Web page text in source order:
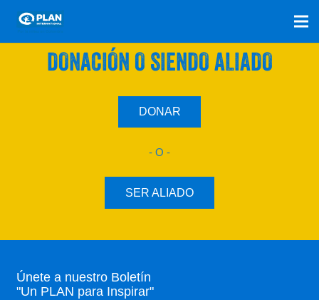
SÚMATE A NUESTRO PLAN CON UNA
DONACIÓN O SIENDO ALIADO
DONAR
- O -
SER ALIADO
Únete a nuestro Boletín
"Un PLAN para Inspirar"